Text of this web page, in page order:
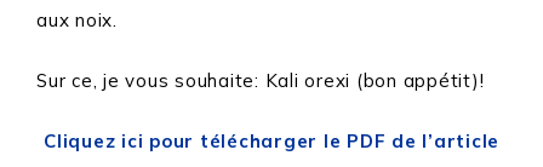
aux noix.
Sur ce, je vous souhaite: Kali orexi (bon appétit)!
Cliquez ici pour télécharger le PDF de l’article